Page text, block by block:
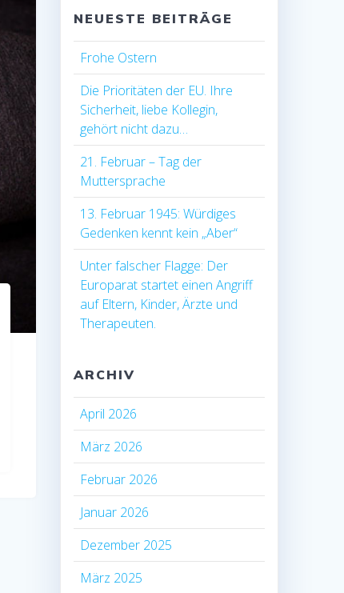
NEUESTE BEITRÄGE
Frohe Ostern
Die Prioritäten der EU. Ihre
Sicherheit, liebe Kollegin,
gehört nicht dazu…
21. Februar – Tag der
Muttersprache
13. Februar 1945: Würdiges
Gedenken kennt kein „Aber“
Unter falscher Flagge: Der
Europarat startet einen Angriff
auf Eltern, Kinder, Ärzte und
Therapeuten.
ARCHIV
April 2026
März 2026
Februar 2026
Januar 2026
Dezember 2025
März 2025